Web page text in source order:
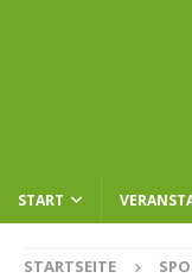
START
STARTSEITE